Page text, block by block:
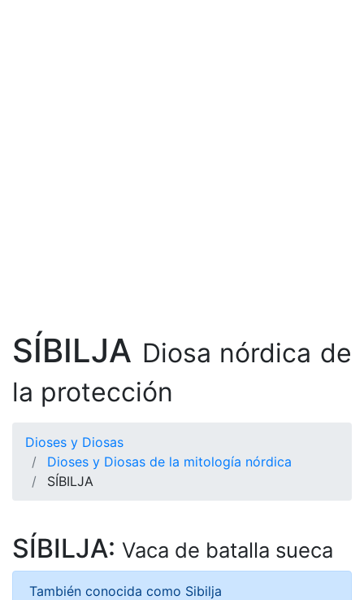
SÍBILJA Diosa nórdica de
la protección
Dioses y Diosas
Dioses y Diosas de la mitología nórdica
SÍBILJA
SÍBILJA: Vaca de batalla sueca
También conocida como Sibilja